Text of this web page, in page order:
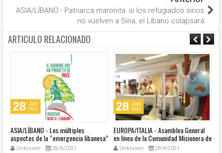
ASIA/LÍBANO - Patriarca maronita: si los refugiados sirios
no vuelven a Siria, el Líbano colapsará
ARTICULO RELACIONADO
28 Jun
2021
ASIA/LÍBANO - Los múltiples
aspectos de la “emergencia libanesa”
al centro de la cumbre eclesial
Unknown 28/6/2021
28 Jun
2021
EUROPA/ITALIA - Asamblea General
en línea de la Comunidad Misionera de
Villaregia
Unknown 28/6/2021